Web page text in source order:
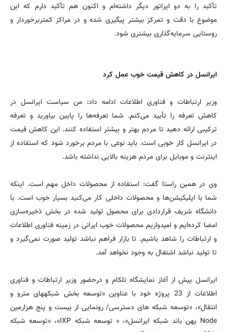
تأکید را به دو اپراتور دیگر داشته‌ام و اکنون هم تأکید دارم که این
موضوع با دقت و تمرکز بیشتر پیگیری شده و در مراکز کمتربرخوردار و
روستایی سرمایه‌گذاری بیشتری شود.
ایرانسل در کاهش قیمت خوب عمل کرد
وزیر ارتباطات و فناوری اطلاعات ادامه داد: من سیاست ایرانسل در
کاهش تعرفه را تأیید می‌کنم. شما تعرفه‌ها را پایین بیاورید و تعرفه‌
ترکیبی ارائه دهید تا مردم بهتر و بیشتر استفاده کنند. این کاهش قیمت
در ایرانسل کار خوبی است. باید نوعی با مردم برخورد شود که استفاده از
اینترنت و موبایل برای مردم هزینه بالایی نداشته باشد.
وی در همین راستا گفت: استفاده از محصولات داخل مهم است. اینکه
شما با اپلیکیشن‌ها و محصولات داخلی کار می‌کنید بسیار خوب است. با
دانشگاه شریف قراردادی برای محصول تولید شده در بخش ذخیره‌سازی
امضا کرده‌ایم و امیدواریم محصولات خوب ایرانی در زمینه فناوری اطلاعات
و ارتباطات را شاهد باشیم. تا بازار فراهم نباشد تولید صورت نمی‌گیرد و
تا تولید نباشد اشتغال به وجود نخواهد آمد.
ایرانسل پیش از آغاز نمایشگاه تلکام و درحضور وزیر ارتباطات و فناوری
اطلاعات از 23 پروژه خود با عناوین «توسعه‌ بخش شبکههای مترو و
انتقال»، «توسعه شبکه های دسترسی/ رونمایی از بیست و پنج هزارمین
Node پهن باند شبکه ایرانسل»، « توسعه شبکه IXP»، «توسعه شبکه